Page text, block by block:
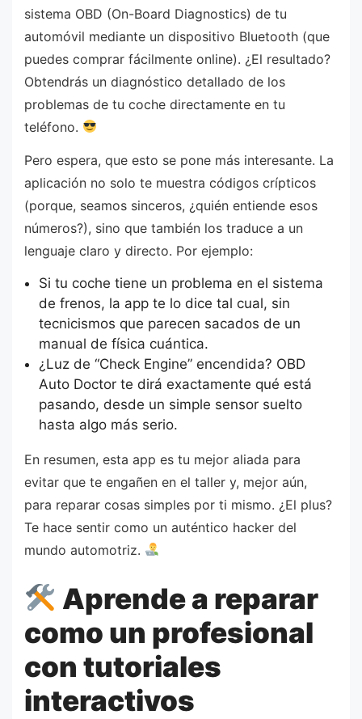
sistema OBD (On-Board Diagnostics) de tu
automóvil mediante un dispositivo Bluetooth (que
puedes comprar fácilmente online). ¿El resultado?
Obtendrás un diagnóstico detallado de los
problemas de tu coche directamente en tu
teléfono.
Pero espera, que esto se pone más interesante. La
aplicación no solo te muestra códigos crípticos
(porque, seamos sinceros, ¿quién entiende esos
números?), sino que también los traduce a un
lenguaje claro y directo. Por ejemplo:
Si tu coche tiene un problema en el sistema
de frenos, la app te lo dice tal cual, sin
tecnicismos que parecen sacados de un
manual de física cuántica.
¿Luz de “Check Engine” encendida? OBD
Auto Doctor te dirá exactamente qué está
pasando, desde un simple sensor suelto
hasta algo más serio.
En resumen, esta app es tu mejor aliada para
evitar que te engañen en el taller y, mejor aún,
para reparar cosas simples por ti mismo. ¿El plus?
Te hace sentir como un auténtico hacker del
mundo automotriz.
Aprende a reparar
como un profesional
con tutoriales
interactivos